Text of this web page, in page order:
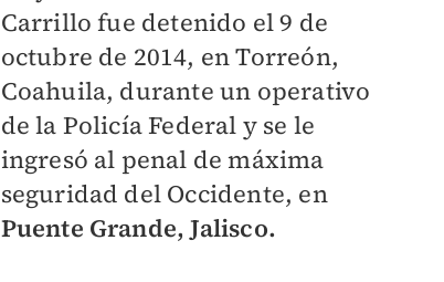
Carrillo fue detenido el 9 de
octubre de 2014, en Torreón,
Coahuila, durante un operativo
de la Policía Federal y se le
ingresó al penal de máxima
seguridad del Occidente, en
Puente Grande, Jalisco.